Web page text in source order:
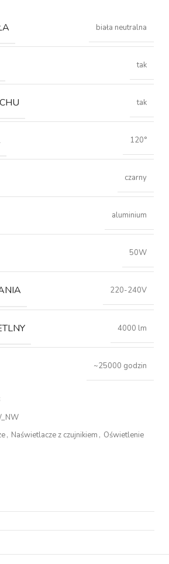
biała neutralna
tak
tak
120°
czarny
aluminium
50W
220-240V
4000 lm
~25000 godzin
, Naświetlacze z czujnikiem , Oświetlenie